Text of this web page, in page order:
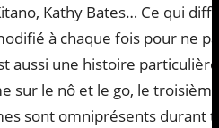
Kathy Bates… Ce qui
à chaque fois pour ne
aussi une histoire
sur le nô et le go, le
sont omniprésents durant